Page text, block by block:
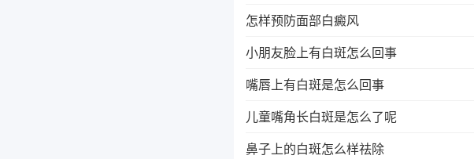
怎样预防面部白癜风
小朋友脸上有白斑怎么回事
嘴唇上有白斑是怎么回事
儿童嘴角长白斑是怎么了呢
鼻子上的白斑怎么样祛除